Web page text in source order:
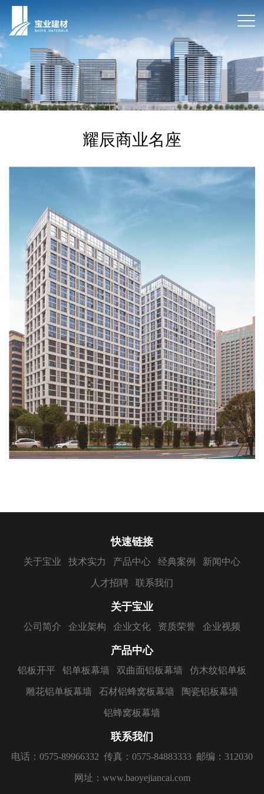
耀辰商业名座
快速链接
关于宝业 技术实力 产品中心 经典案例 新闻中心
人才招聘 联系我们
关于宝业
公司简介 企业架构 企业文化 资质荣誉 企业视频
产品中心
铝板开平 铝单板幕墙 双曲面铝板幕墙 仿木纹铝单板
雕花铝单板幕墙 石材铝蜂窝板幕墙 陶瓷铝板幕墙
铝蜂窝板幕墙
联系我们
电话：0575-89966332 传真：0575-84883333 邮编：312030
网址：www.baoyejiancai.com